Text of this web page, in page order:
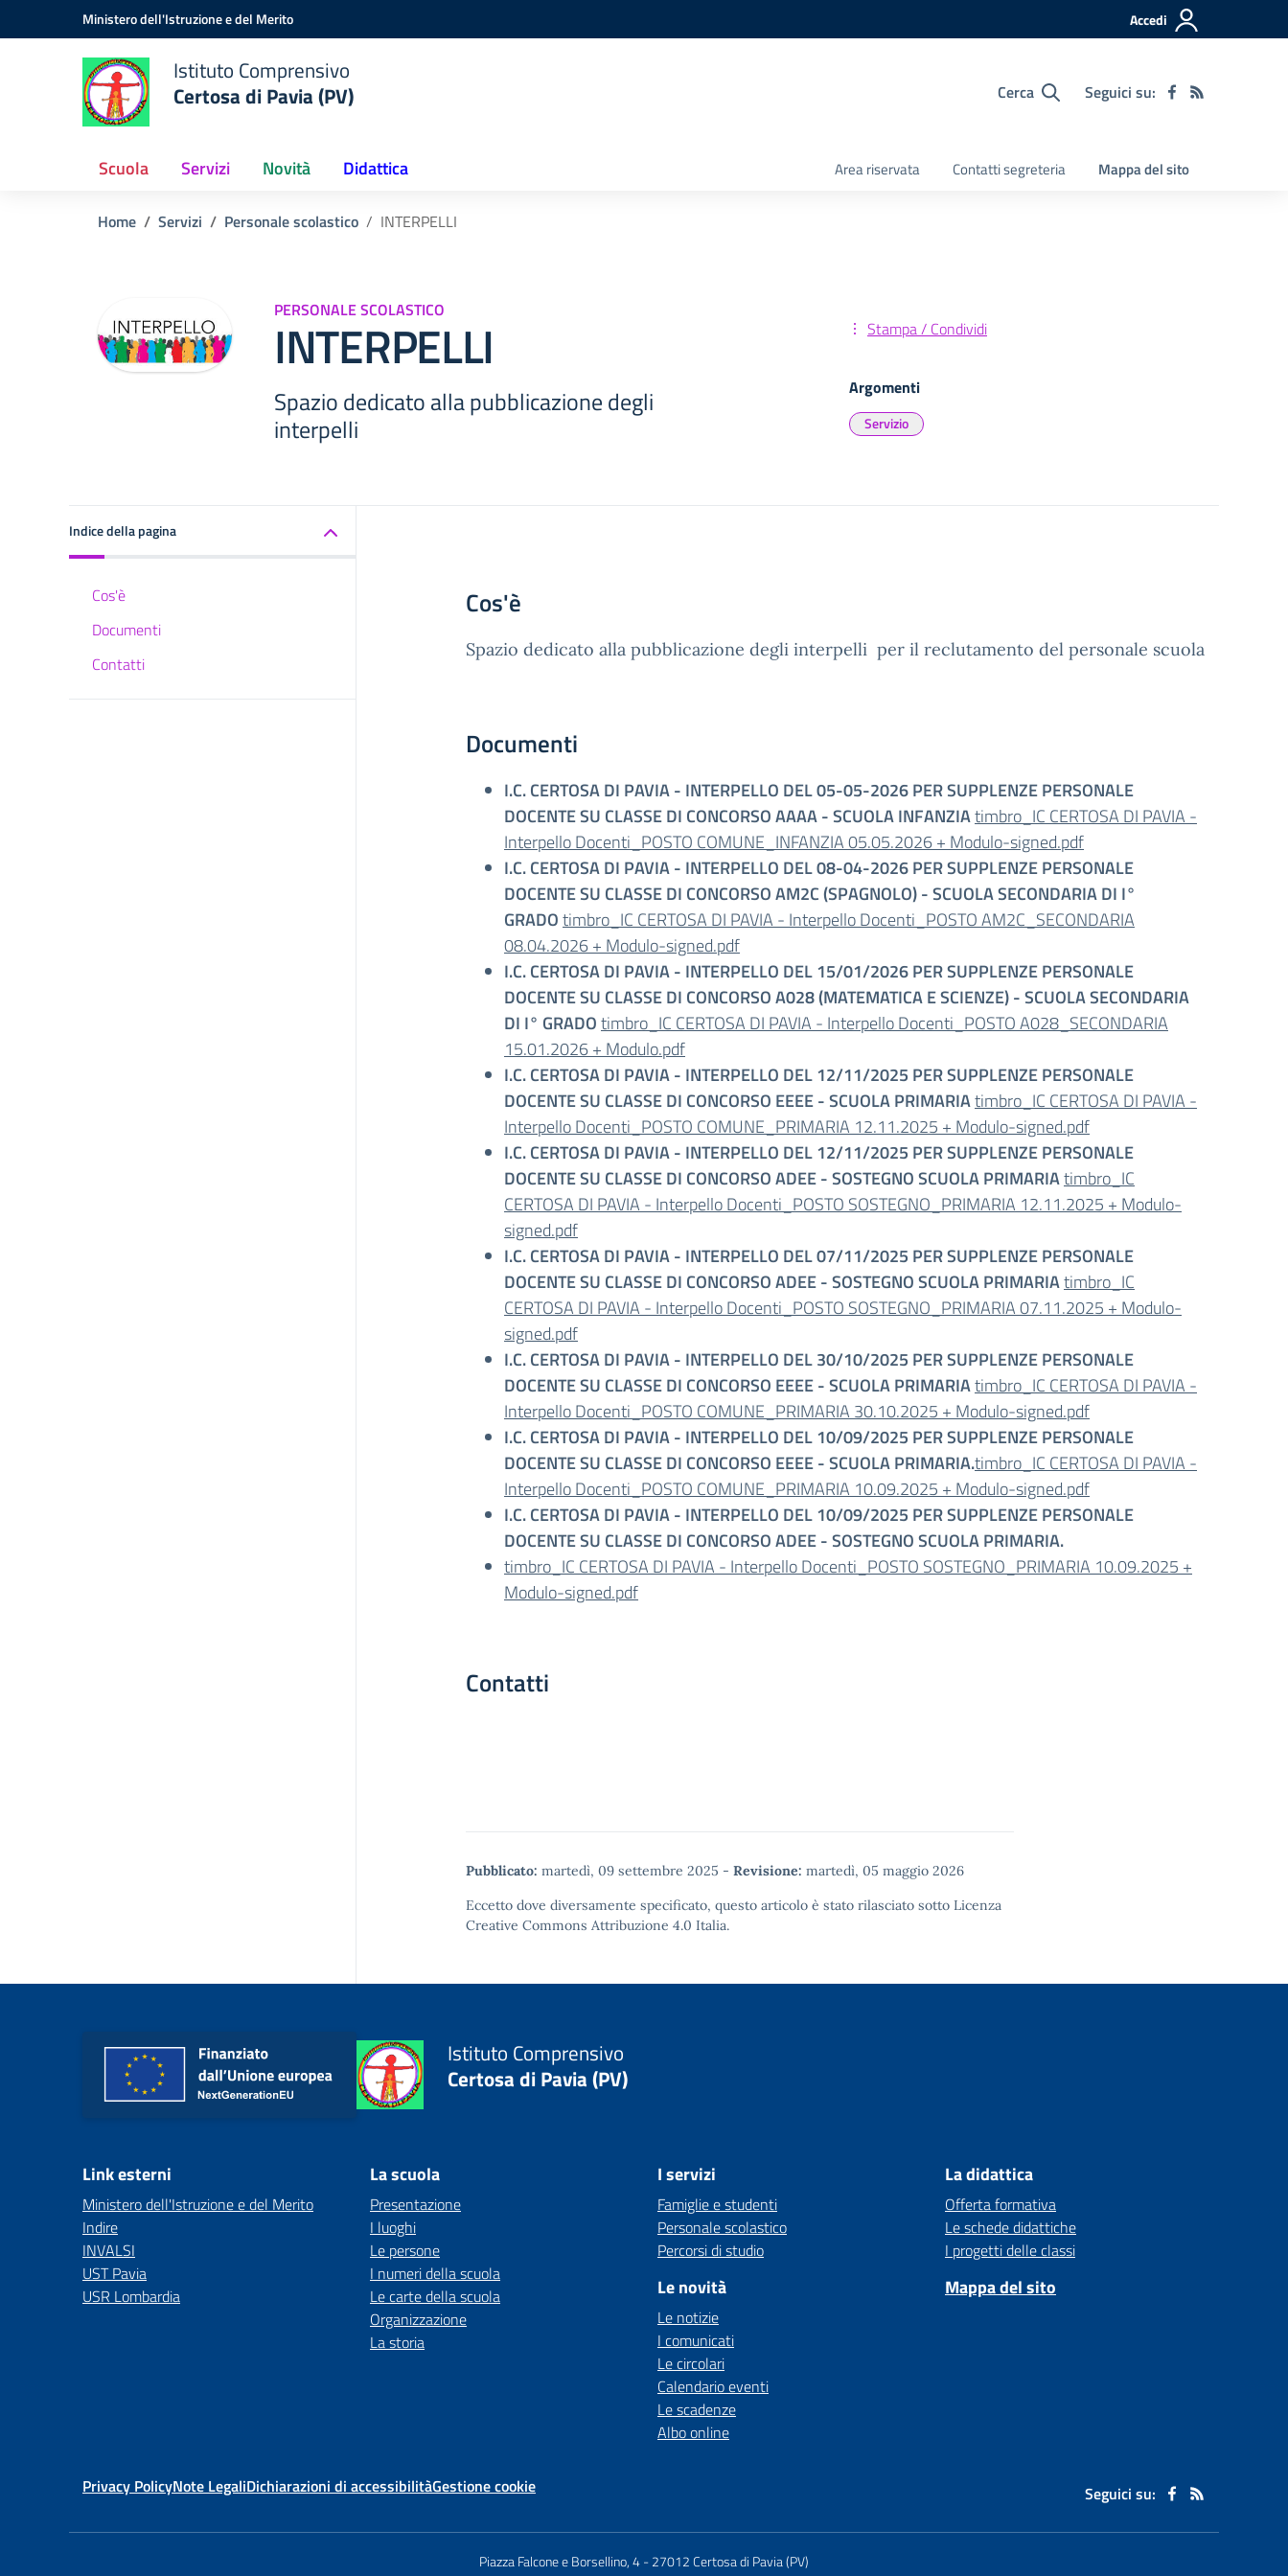
Vai ai contenuti
Vai al menu di navigazioneMinistero dell'Istruzione e del Merito Accedi
Istituto Comprensivo
Certosa di Pavia (PV)
Cerca Seguici su:
Scuola Servizi Novità Didattica Area riservata Contatti segreteria Mappa del sito
Home Servizi Personale scolastico INTERPELLI
PERSONALE SCOLASTICO
INTERPELLI
Spazio dedicato alla pubblicazione degli
interpelli
Stampa / Condividi
Argomenti
Servizio
Indice della pagina
Cos'è
Documenti
Contatti
Cos'è
Spazio dedicato alla pubblicazione degli interpelli per il reclutamento del personale scuola
Documenti
I.C. CERTOSA DI PAVIA - INTERPELLO DEL 05-05-2026 PER SUPPLENZE PERSONALE
DOCENTE SU CLASSE DI CONCORSO AAAA - SCUOLA INFANZIAtimbro_IC CERTOSA DI PAVIA -
Interpello Docenti_POSTO COMUNE_INFANZIA 05.05.2026 + Modulo-signed.pdf
I.C. CERTOSA DI PAVIA - INTERPELLO DEL 08-04-2026 PER SUPPLENZE PERSONALE
DOCENTE SU CLASSE DI CONCORSO AM2C (SPAGNOLO) - SCUOLA SECONDARIA DI I°
GRADOtimbro_IC CERTOSA DI PAVIA - Interpello Docenti_POSTO AM2C_SECONDARIA
08.04.2026 + Modulo-signed.pdf
I.C. CERTOSA DI PAVIA - INTERPELLO DEL 15/01/2026 PER SUPPLENZE PERSONALE
DOCENTE SU CLASSE DI CONCORSO A028 (MATEMATICA E SCIENZE) - SCUOLA SECONDARIA
DI I° GRADOtimbro_IC CERTOSA DI PAVIA - Interpello Docenti_POSTO A028_SECONDARIA
15.01.2026 + Modulo.pdf
I.C. CERTOSA DI PAVIA - INTERPELLO DEL 12/11/2025 PER SUPPLENZE PERSONALE
DOCENTE SU CLASSE DI CONCORSO EEEE - SCUOLA PRIMARIAtimbro_IC CERTOSA DI PAVIA -
Interpello Docenti_POSTO COMUNE_PRIMARIA 12.11.2025 + Modulo-signed.pdf
I.C. CERTOSA DI PAVIA - INTERPELLO DEL 12/11/2025 PER SUPPLENZE PERSONALE
DOCENTE SU CLASSE DI CONCORSO ADEE - SOSTEGNO SCUOLA PRIMARIAtimbro_IC
CERTOSA DI PAVIA - Interpello Docenti_POSTO SOSTEGNO_PRIMARIA 12.11.2025 + Modulo-
signed.pdf
I.C. CERTOSA DI PAVIA - INTERPELLO DEL 07/11/2025 PER SUPPLENZE PERSONALE
DOCENTE SU CLASSE DI CONCORSO ADEE - SOSTEGNO SCUOLA PRIMARIAtimbro_IC
CERTOSA DI PAVIA - Interpello Docenti_POSTO SOSTEGNO_PRIMARIA 07.11.2025 + Modulo-
signed.pdf
I.C. CERTOSA DI PAVIA - INTERPELLO DEL 30/10/2025 PER SUPPLENZE PERSONALE
DOCENTE SU CLASSE DI CONCORSO EEEE - SCUOLA PRIMARIAtimbro_IC CERTOSA DI PAVIA -
Interpello Docenti_POSTO COMUNE_PRIMARIA 30.10.2025 + Modulo-signed.pdf
I.C. CERTOSA DI PAVIA - INTERPELLO DEL 10/09/2025 PER SUPPLENZE PERSONALE
DOCENTE SU CLASSE DI CONCORSO EEEE - SCUOLA PRIMARIA.timbro_IC CERTOSA DI PAVIA -
Interpello Docenti_POSTO COMUNE_PRIMARIA 10.09.2025 + Modulo-signed.pdf
I.C. CERTOSA DI PAVIA - INTERPELLO DEL 10/09/2025 PER SUPPLENZE PERSONALE
DOCENTE SU CLASSE DI CONCORSO ADEE - SOSTEGNO SCUOLA PRIMARIA.
timbro_IC CERTOSA DI PAVIA - Interpello Docenti_POSTO SOSTEGNO_PRIMARIA 10.09.2025 +
Modulo-signed.pdf
Contatti
Pubblicato: martedì, 09 settembre 2025 - Revisione: martedì, 05 maggio 2026
Eccetto dove diversamente specificato, questo articolo è stato rilasciato sotto Licenza
Creative Commons Attribuzione 4.0 Italia.
Istituto Comprensivo
Certosa di Pavia (PV)
Link esterni
Ministero dell'Istruzione e del Merito
Indire
INVALSI
UST Pavia
USR Lombardia
La scuola
Presentazione
I luoghi
Le persone
I numeri della scuola
Le carte della scuola
Organizzazione
La storia
I servizi
Famiglie e studenti
Personale scolastico
Percorsi di studio
Le novità
Le notizie
I comunicati
Le circolari
Calendario eventi
Le scadenze
Albo online
La didattica
Offerta formativa
Le schede didattiche
I progetti delle classi
Mappa del sito
Privacy PolicyNote LegaliDichiarazioni di accessibilitàGestione cookie Seguici su:
Piazza Falcone e Borsellino, 4-27012 Certosa di Pavia (PV)